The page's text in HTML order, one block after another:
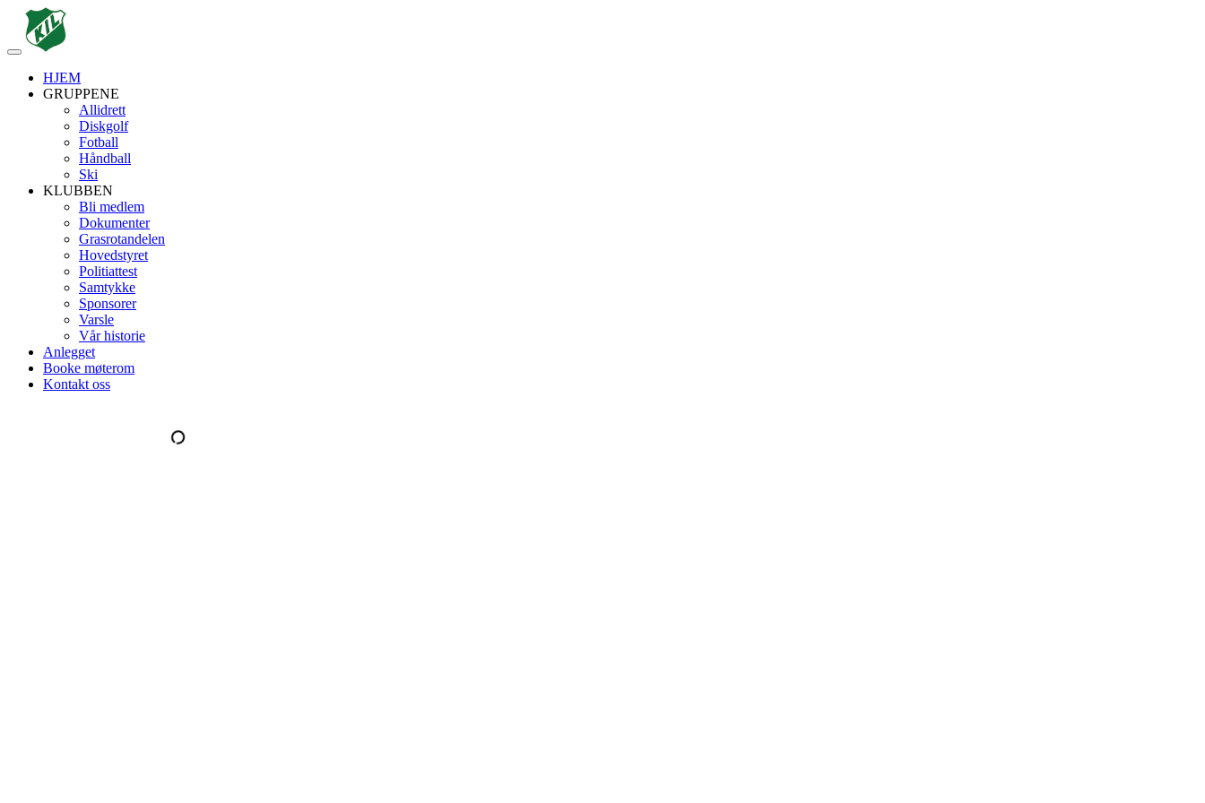
Veksle
navigasjon
HJEM
GRUPPENE
Allidrett
Diskgolf
Fotball
Håndball
Ski
KLUBBEN
Bli medlem
Dokumenter
Grasrotandelen
Hovedstyret
Politiattest
Samtykke
Sponsorer
Varsle
Vår historie
Anlegget
Booke møterom
Kontakt oss